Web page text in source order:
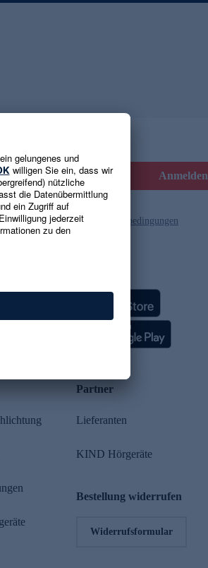
Anmelden
und die Gutscheinbedingungen
Partner
Lieferanten
KIND Hörgeräte
Bestellung widerrufen
Widerrufsformular